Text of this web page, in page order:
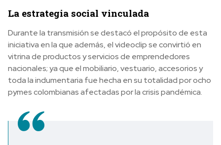
La estrategia social vinculada
Durante la transmisión se destacó el propósito de esta
iniciativa en la que además, el videoclip se convirtió en
vitrina de productos y servicios de emprendedores
nacionales; ya que el mobiliario, vestuario, accesorios y
toda la indumentaria fue hecha en su totalidad por ocho
pymes colombianas afectadas por la crisis pandémica.